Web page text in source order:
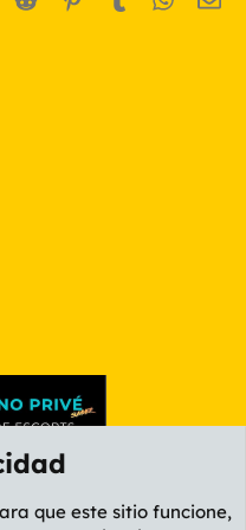
que este sitio funcione,